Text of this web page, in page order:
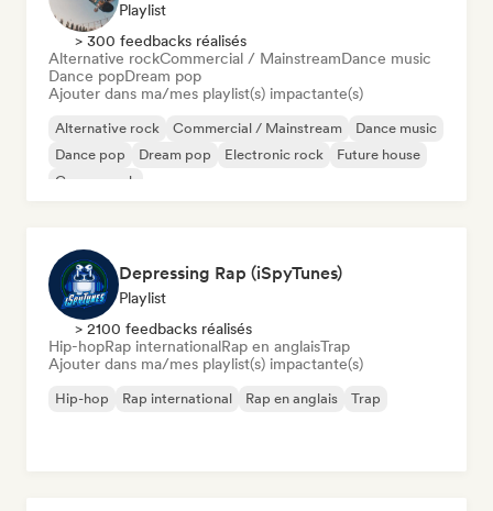
Playlist
> 300 feedbacks réalisés
Alternative rockCommercial / MainstreamDance music
Dance popDream pop
Ajouter dans ma/mes playlist(s) impactante(s)
Alternative rock Commercial / Mainstream
Dance music
Dance pop
Dream pop Electronic rock
Future house
Garage rock
Depressing Rap (iSpyTunes)
Playlist
> 2100 feedbacks réalisés
Hip-hopRap internationalRap en anglaisTrap
Ajouter dans ma/mes playlist(s) impactante(s)
Hip-hop Rap international Rap en anglais Trap